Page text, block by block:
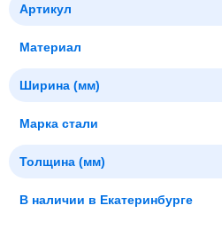
Артикул
Материал
Ширина (мм)
Марка стали
Толщина (мм)
В наличии в Екатеринбурге